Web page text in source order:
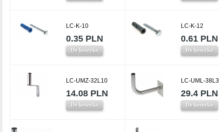
LC-K-10
0.35 PLN
Do koszyka
LC-K-12
0.61 PLN
Do koszyka
LC-UMZ-32L10
14.08 PLN
Do koszyka
LC-UML-
29.4 PLN
Do koszyka